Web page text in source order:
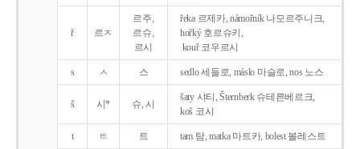
ř 르ㅈ
르주,
르슈,
르시
řeka 르제카, námořník 나모르주니크,
hořký 호르슈키,
kouř 코우르시
s ㅅ 스 sedlo 세들로, máslo 마슬로, nos 노스
š 시* 슈, 시
šaty 샤티, Šternberk 슈테른베르크,
koš 코시
t ㅌ 트 tam 탐, matka 마트카, bolest 볼레스트